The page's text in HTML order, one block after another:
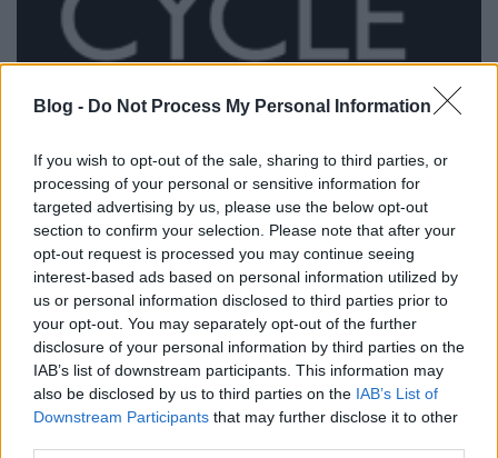
Blog - Do Not Process My Personal Information
If you wish to opt-out of the sale, sharing to third parties, or
processing of your personal or sensitive information for
targeted advertising by us, please use the below opt-out
section to confirm your selection. Please note that after your
opt-out request is processed you may continue seeing
interest-based ads based on personal information utilized by
us or personal information disclosed to third parties prior to
your opt-out. You may separately opt-out of the further
disclosure of your personal information by third parties on the
IAB’s list of downstream participants. This information may
also be disclosed by us to third parties on the IAB’s List of
Downstream Participants that may further disclose it to other
Cyclechic.hu divatbemutató 2011
tavasz / nyár - katalógus és videó
halar• 2011. május 09.
A Critical Mass után az eső kicsit megviccelt és ezzel
romantikusan szórakoztatóvá varázsolta a Dürer
Kertben tartott divatbemutatónkat. Mi nagyon
élveztük partyt, reméljük Ti is! A buliról készítettünk
egy videót és a szettekből egy bárhová beágyazható,
megosztható pdf…